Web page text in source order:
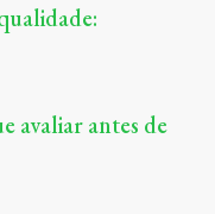
avaliar antes de